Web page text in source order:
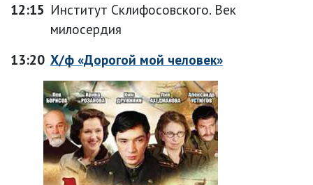
12:15 Институт Склифосовского. Век
милосердия
13:20 Х/ф «Дорогой мой человек»